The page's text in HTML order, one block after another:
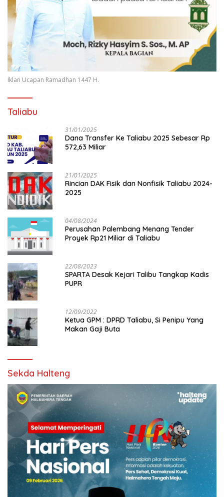
Iklan Ucapan Ramadhan 1447 H.
Taliabu
31/01/2025
Dana Transfer Ke Taliabu 2025 Sebesar Rp
572,63 Miliar
21/01/2025
Rincian DAK Fisik dan Nonfisik Taliabu 2024-
2025
04/08/2024
Perusahan Palembang Menang Tender
Proyek Rp21 Miliar di Taliabu
22/08/2023
SPARTA Desak Kejari Talibu Tangkap Kadis
PUPR
12/09/2022
Ketua GPM : DPRD Taliabu, Si Penipu Yang
Makan Gaji Buta
Sekda Halteng